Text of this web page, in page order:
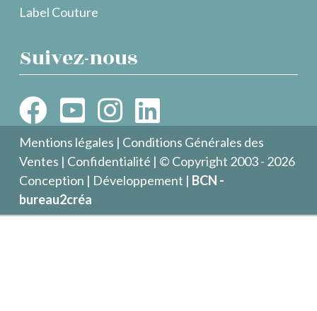
Label Couture
Suivez-nous
Mentions légales | Conditions Générales des
Ventes | Confidentialité | © Copyright 2003 - 2026
Conception | Développement | BCN -
bureau2créa